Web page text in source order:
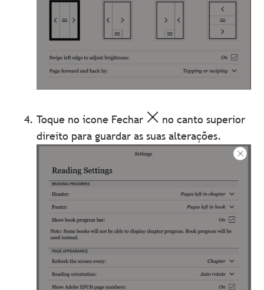
Toque no ícone Fechar
no canto superior
direito para guardar as suas alterações.